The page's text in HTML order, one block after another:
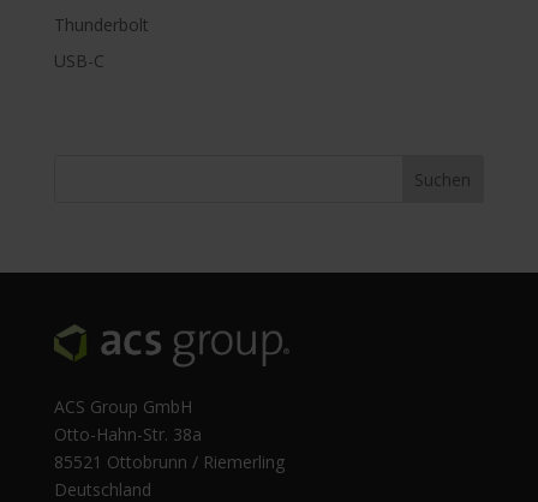
Thunderbolt
USB-C
ACS Group GmbH
Otto-Hahn-Str. 38a
85521 Ottobrunn / Riemerling
Deutschland